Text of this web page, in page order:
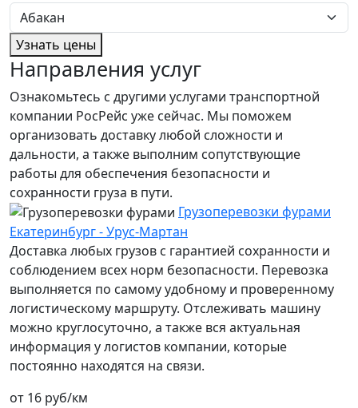
Узнать цены
Направления услуг
Ознакомьтесь с другими услугами транспортной
компании РосРейс уже сейчас. Мы поможем
организовать доставку любой сложности и
дальности, а также выполним сопутствующие
работы для обеспечения безопасности и
сохранности груза в пути.
Грузоперевозки фурами
Екатеринбург - Урус-Мартан
Доставка любых грузов с гарантией сохранности и
соблюдением всех норм безопасности. Перевозка
выполняется по самому удобному и проверенному
логистическому маршруту. Отслеживать машину
можно круглосуточно, а также вся актуальная
информация у логистов компании, которые
постоянно находятся на связи.
от 16 руб/км